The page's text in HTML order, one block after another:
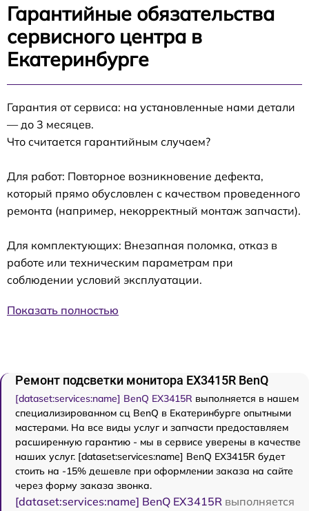
Гарантийные обязательства
сервисного центра в
Екатеринбурге
Гарантия от сервиса: на установленные нами детали
— до 3 месяцев.
Что считается гарантийным случаем?
Для работ: Повторное возникновение дефекта,
который прямо обусловлен с качеством проведенного
ремонта (например, некорректный монтаж запчасти).
Для комплектующих: Внезапная поломка, отказ в
работе или техническим параметрам при
соблюдении условий эксплуатации.
Показать полностью
Ремонт подсветки монитора EX3415R BenQ
[dataset:services:name] BenQ EX3415R выполняется в нашем
специализированном сц BenQ в Екатеринбурге опытными
мастерами. На все виды услуг и запчасти предоставляем
расширенную гарантию - мы в сервисе уверены в качестве
наших услуг. [dataset:services:name] BenQ EX3415R будет
стоить на -15% дешевле при оформлении заказа на сайте
через форму заказа звонка.
[dataset:services:name] BenQ EX3415R выполняется